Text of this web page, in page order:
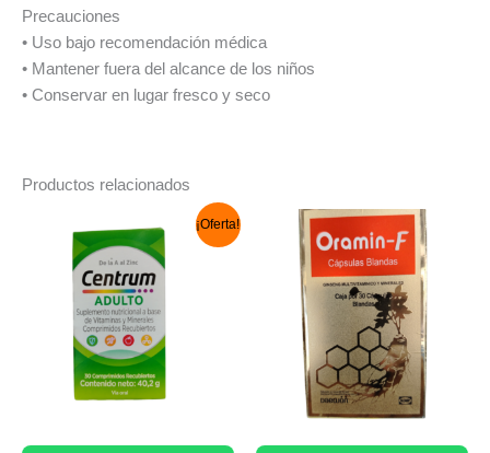
Precauciones
• Uso bajo recomendación médica
• Mantener fuera del alcance de los niños
• Conservar en lugar fresco y seco
Productos relacionados
¡Oferta!
precio
original
era:
S/ 65.00.
precio
actual
es:
S/ 45.00.